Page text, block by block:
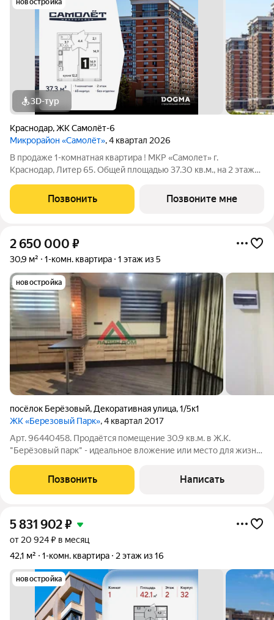
новостройка
3D-тур
Краснодар,ЖК Самолёт-6
Микрорайон «Самолёт», 4 квартал 2026
В продаже 1-комнатная квартира ! МКР «Самолет» г.
Краснодар, Литер 65. Общей площадью 37.30 кв.м., на 2 этаже.
расположен на северо-западе Краснодара, в районе Западного
Обхода. Микрорайон
Позвонить Позвоните мне
2 650 000 ₽
30,9 м² 1-комн. квартира 1 этаж из 5
новостройка
посёлок Берёзовый, Декоративная улица,1/5к1
ЖК «Березовый Парк», 4 квартал 2017
Арт. 96440458. Продаётся помещение 30.9 кв.м. в Ж.К.
"Берёзовый парк" - идеальное вложение или место для жизни!
активно развивающемся районе Ж.К. "Берёзовый парк" с
превосходной инфраструктурой.
Позвонить Написать
5 831 902₽
от 20 924 ₽ в месяц
42,1 м²
1-комн. квартира 2 этаж из 16
новостройка